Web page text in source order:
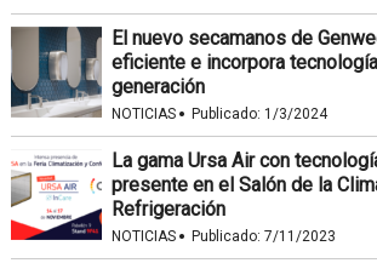
El nuevo secamanos de
eficiente e incorpora
generación
NOTICIAS · Publicado: 1/3/2024
La gama Ursa Air con
presente en el Salón de la
Refrigeración
NOTICIAS · Publicado: 7/11/2023